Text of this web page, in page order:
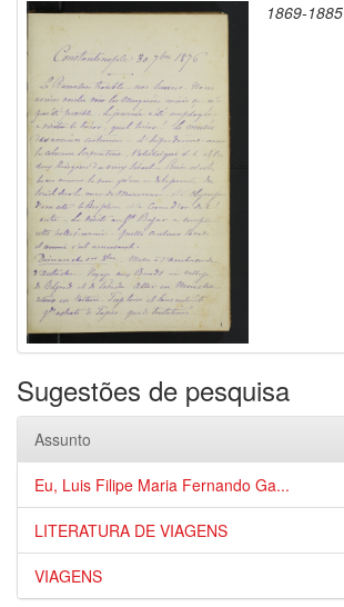
1869-1885
Sugestões de pesquisa
Assunto
Eu, Luis Filipe Maria Fernando Ga...
LITERATURA DE VIAGENS
VIAGENS